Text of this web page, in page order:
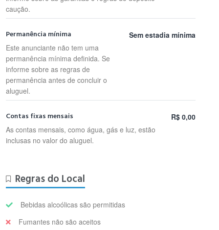
caução.
Permanência mínima
Este anunciante não tem uma
permanência mínima definida. Se
informe sobre as regras de
permanência antes de concluir o
aluguel.
Sem estadia mínima
Contas fixas mensais
As contas mensais, como água, gás e luz, estão
inclusas no valor do aluguel.
R$ 0,00
Regras do Local
Bebidas alcoólicas são permitidas
Fumantes não são aceitos